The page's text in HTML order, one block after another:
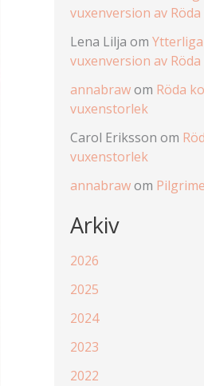
vuxenversion av
Lena Lilja om
vuxenversion av
annabrawom Röda
vuxenstorlek
Carol Eriksson om
vuxenstorlek
annabrawom
Arkiv
2026
2025
2024
2023
2022